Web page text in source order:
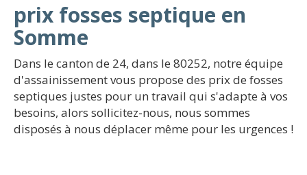
prix fosses septique en
Somme
Dans le canton de 24, dans le 80252, notre équipe
d'assainissement vous propose des prix de fosses
septiques justes pour un travail qui s'adapte à vos
besoins, alors sollicitez-nous, nous sommes
disposés à nous déplacer même pour les urgences !